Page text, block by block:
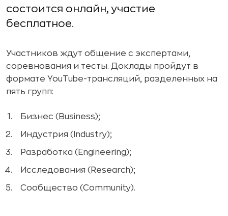
состоится онлайн, участие
бесплатное.
Участников ждут общение с экспертами,
соревнования и тесты. Доклады пройдут в
формате YouTube-трансляций, разделенных на
пять групп:
Бизнес (Business);
Индустрия (Industry);
Разработка (Engineering);
Исследования (Research);
Сообщество (Community).